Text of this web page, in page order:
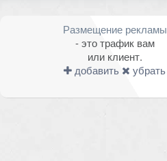
Размещение рекламы
- это трафик вам
или клиент.
добавить
убрать